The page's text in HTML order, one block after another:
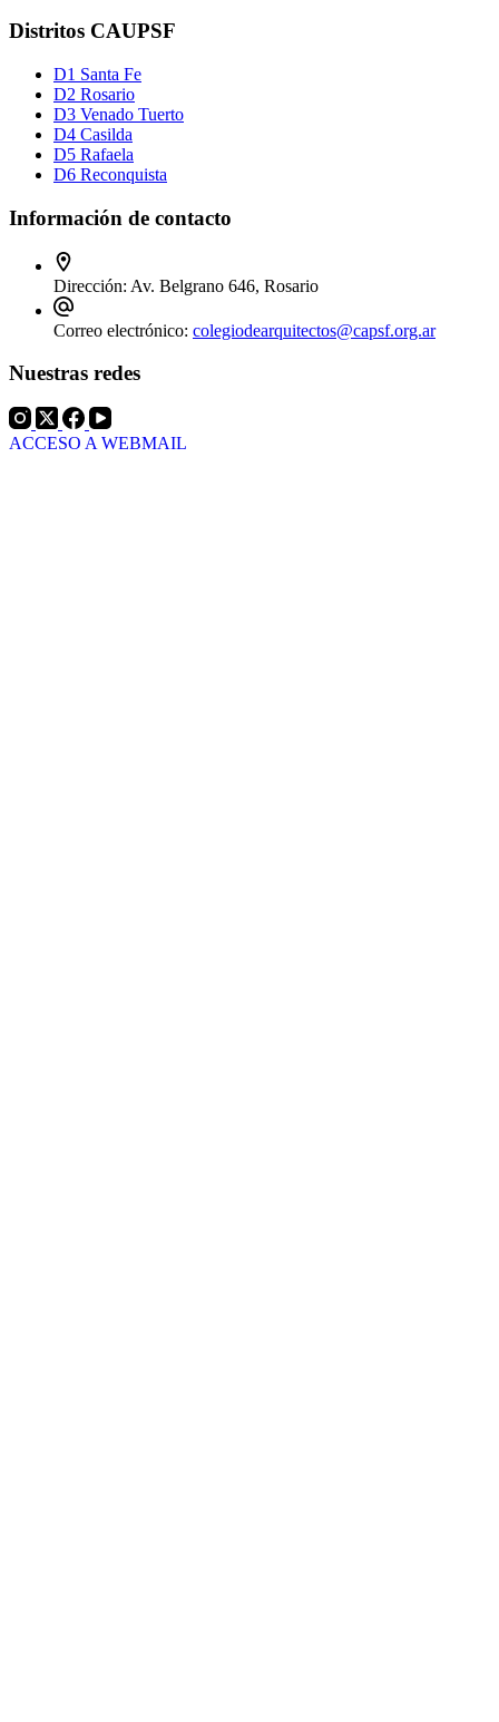
Distritos CAUPSF
D1 Santa Fe
D2 Rosario
D3 Venado Tuerto
D4 Casilda
D5 Rafaela
D6 Reconquista
Información de contacto
Dirección: Av. Belgrano 646, Rosario
Correo electrónico: colegiodearquitectos@capsf.org.ar
Nuestras redes
ACCESO A WEBMAIL